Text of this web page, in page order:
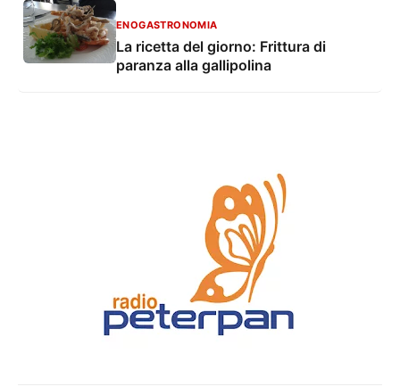
ENOGASTRONOMIA
La ricetta del giorno: Frittura di
paranza alla gallipolina